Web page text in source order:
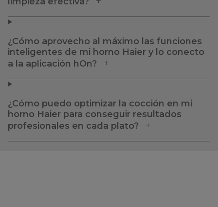
¿Cómo aprovecho al máximo las funciones
inteligentes de mi horno Haier y lo conecto
a la aplicación hOn?
¿Cómo puedo optimizar la cocción en mi
horno Haier para conseguir resultados
profesionales en cada plato?